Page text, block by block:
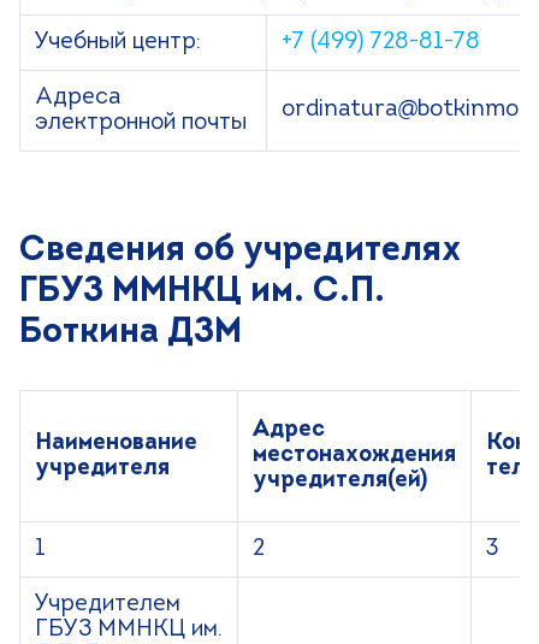
Учебный центр: +7 (499) 728-81-78
Адреса
электронной почты
Сведения об учредителях
ГБУЗ ММНКЦ им. С.П.
Боткина ДЗМ
Наименование
учредителя
Адрес
местонахождения
учредителя(ей)
1 2 3
Учредителем
ГБУЗ ММНКЦ им.